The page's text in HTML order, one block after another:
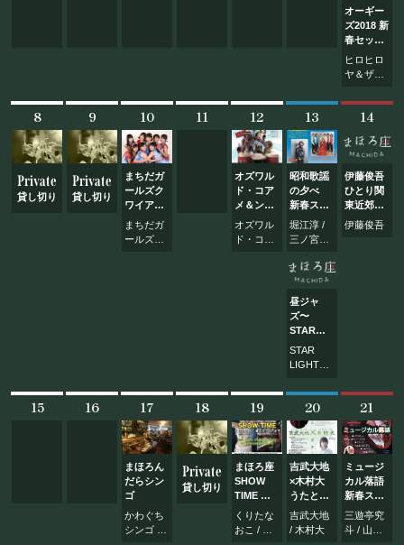
フード&ドリンク
PRIVATE
貸切パーティー・ホールレンタル
よくある質問
プライバシーポリシー
キャンセルポリシー
お問い合わせ
オーギー
ズ2018 新
春セッシ
ョンショ
ー
ヒロヒロ
ヤ＆ザ★
ズ
8
Private
貸し切り
9
Private
貸し切り
10
まちだガ
ールズク
ワイアの
ちいさな
ディナー
まちだガ
ールズ・
11 12
オズワル
ド・コア
メ＆ン・
ザッサ・
ミュージ
ック
オズワル
ド・コア
13
昭和歌謡
の夕べ
新春スペ
シャル 堀
江淳＆三
ノ宮ゆた
か と 8ト
ラックス
堀江淳 /
三ノ宮ゆ
トラック
ス
昼ジャ
ズ〜
STAR
LIGHT
TRIO〜
STAR
LIGHT
14
伊藤俊吾
ひとり関
東近郊ツ
アー2018
『あなた
伊藤俊吾
15 16 17
まほろん
だらシン
ゴ
かわぐち
シンゴ /
18
Private
貸し切り
19
まほろ座
SHOW
TIME く
りたなお
こ × ユキ
ンコアキ
くりたな
おこ / ユ
20
吉武大地
×木村大
うたとギ
ター
吉武大地
/ 木村大
21
ミュージ
カル落語
新春スペ
シャル！
「レ・ミ
ゼラブル
三遊亭究
斗 / 山本